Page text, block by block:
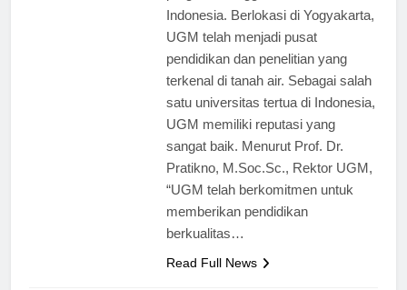
perguruan tinggi terkemuka di
Indonesia. Berlokasi di Yogyakarta,
UGM telah menjadi pusat
pendidikan dan penelitian yang
terkenal di tanah air. Sebagai salah
satu universitas tertua di Indonesia,
UGM memiliki reputasi yang
sangat baik. Menurut Prof. Dr.
Pratikno, M.Soc.Sc., Rektor UGM,
“UGM telah berkomitmen untuk
memberikan pendidikan